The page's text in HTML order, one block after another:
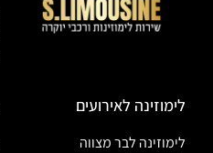
לימוזינה לאירועים
לימוזינה לבר מצווה